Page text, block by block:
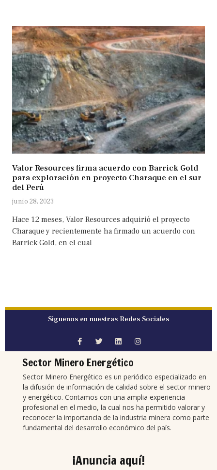
Valor Resources firma acuerdo con Barrick Gold
para exploración en proyecto Charaque en el sur
del Perú
junio 28, 2023
Hace 12 meses, Valor Resources adquirió el proyecto
Charaque y recientemente ha firmado un acuerdo con
Barrick Gold, en el cual
Síguenos en nuestras Redes Sociales
Sector Minero Energético
Sector Minero Energético es un periódico especializado en
la difusión de información de calidad sobre el sector minero
y energético. Contamos con una amplia experiencia
profesional en el medio, la cual nos ha permitido valorar y
reconocer la importancia de la industria minera como parte
fundamental del desarrollo económico del país.
¡Anuncia aquí!